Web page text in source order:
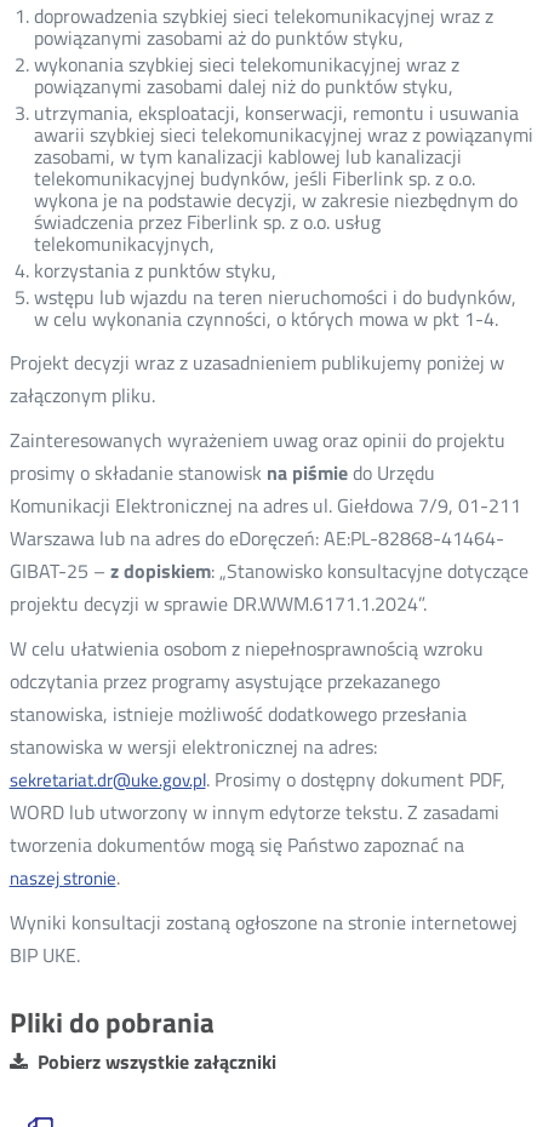
doprowadzenia szybkiej sieci telekomunikacyjnej wraz z
powiązanymi zasobami aż do punktów styku,
wykonania szybkiej sieci telekomunikacyjnej wraz z
powiązanymi zasobami dalej niż do punktów styku,
utrzymania, eksploatacji, konserwacji, remontu i usuwania
awarii szybkiej sieci telekomunikacyjnej wraz z powiązanymi
zasobami, w tym kanalizacji kablowej lub kanalizacji
telekomunikacyjnej budynków, jeśli Fiberlink sp. z o.o.
wykona je na podstawie decyzji, w zakresie niezbędnym do
świadczenia przez Fiberlink sp. z o.o. usług
telekomunikacyjnych,
korzystania z punktów styku,
wstępu lub wjazdu na teren nieruchomości i do budynków,
w celu wykonania czynności, o których mowa w pkt 1-4.
Projekt decyzji wraz z uzasadnieniem publikujemy poniżej w
załączonym pliku.
Zainteresowanych wyrażeniem uwag oraz opinii do projektu
prosimy o składanie stanowisk na piśmiedo Urzędu
Komunikacji Elektronicznej na adres ul. Giełdowa 7/9, 01-211
Warszawa lub na adres do eDoręczeń: AE:PL-82868-41464-
GIBAT-25 – z dopiskiem: „Stanowisko konsultacyjne dotyczące
projektu decyzji w sprawie DR.WWM.6171.1.2024”.
W celu ułatwienia osobom z niepełnosprawnością wzroku
odczytania przez programy asystujące przekazanego
stanowiska, istnieje możliwość dodatkowego przesłania
stanowiska w wersji elektronicznej na adres:
sekretariat.dr@uke.gov.pl. Prosimy o dostępny dokument PDF,
WORD lub utworzony w innym edytorze tekstu. Z zasadami
tworzenia dokumentów mogą się Państwo zapoznać na
naszej stronie.
Wyniki konsultacji zostaną ogłoszone na stronie internetowej
BIP UKE.
Pliki do pobrania
Pobierz wszystkie załączniki